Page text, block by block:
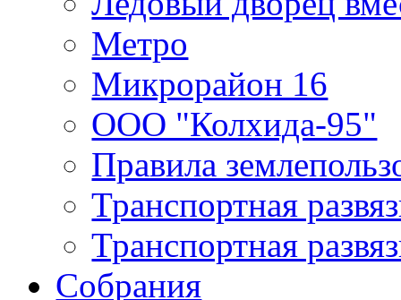
Метро
Микрорайон 16
ООО "Колхида-95"
Правила
Транспортная
Транспортная
Собрания